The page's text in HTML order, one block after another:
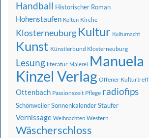
Handball Historischer Roman
Hohenstaufen Kelten Kirche
Klosterneuburg Kultur Kulturnacht
Kunst Künstlerbund Klosterneuburg
Lesung literatur Malerei Manuela
Kinzel Verlag Offener Kulturtreff
Ottenbach Passionszeit Pflege radiofips
SchönweilerSonnenkalenderStaufer
Vernissage Weihnachten Western
Wäscherschloss